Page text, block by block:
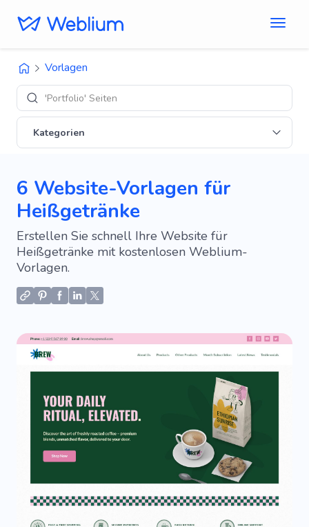
Vorlagen
'Portfolio' Seiten
Kategorien
6 Website-Vorlagen für
Heißgetränke
Erstellen Sie schnell Ihre Website für
Heißgetränke mit kostenlosen Weblium-
Vorlagen.